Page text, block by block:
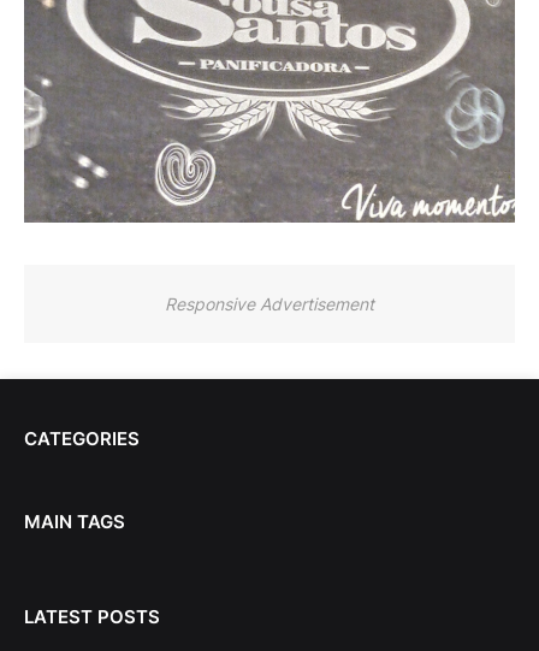
Responsive Advertisement
CATEGORIES
MAIN TAGS
LATEST POSTS